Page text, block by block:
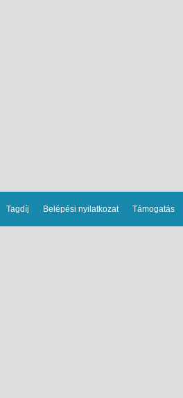
Tagdíj Belépési nyilatkozat Támogatás